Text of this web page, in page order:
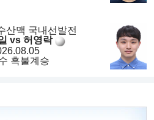
산맥 국내선발전
vs 허영락
흑불계승